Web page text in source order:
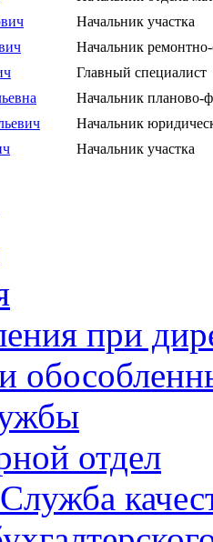
Начальник участка
Начальник ремонтно-
Главный специалист
Начальник планово-
Начальник
Начальник участка
при
отдел